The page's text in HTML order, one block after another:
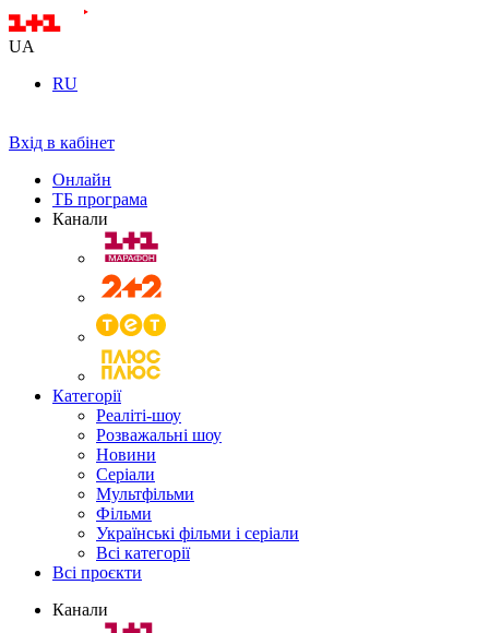
UA
RU
Вхід в кабінет
Онлайн
ТБ програма
Канали
Категорії
Реаліті-шоу
Розважальні шоу
Новини
Серіали
Мультфільми
Фільми
Українські фільми і серіали
Всі категорії
Всі проєкти
Канали